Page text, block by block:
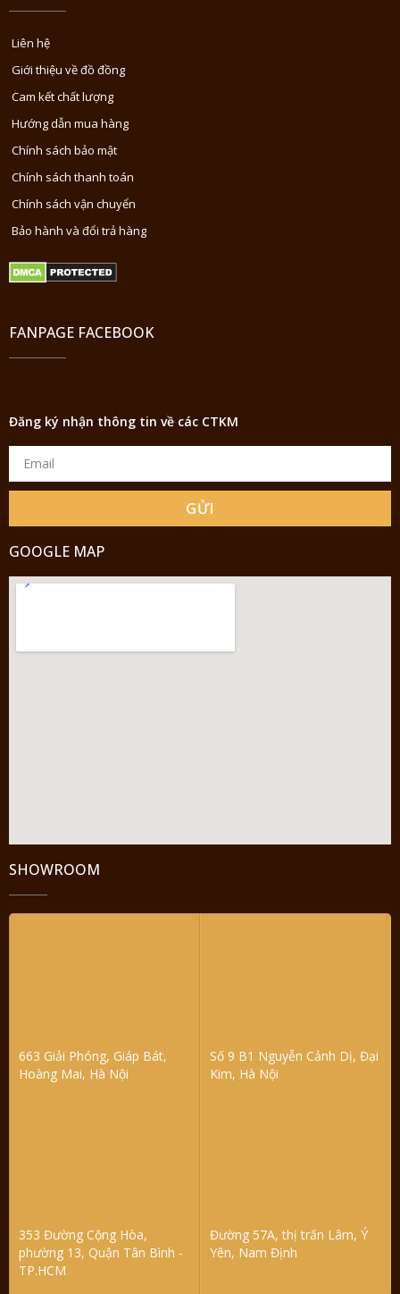
Liên hệ
Giới thiệu về đồ đồng
Cam kết chất lượng
Hướng dẫn mua hàng
Chính sách bảo mật
Chính sách thanh toán
Chính sách vận chuyển
Bảo hành và đổi trả hàng
FANPAGE FACEBOOK
Đăng ký nhận thông tin về các CTKM
GỬI
GOOGLE MAP
SHOWROOM
663 Giải Phóng, Giáp Bát,
Hoàng Mai, Hà Nội
Số 9 B1 Nguyễn Cảnh Dị, Đại
Kim, Hà Nội
353 Đường Cộng Hòa,
phường 13, Quận Tân Bình -
TP.HCM
Đường 57A, thị trấn Lâm, Ý
Yên, Nam Định